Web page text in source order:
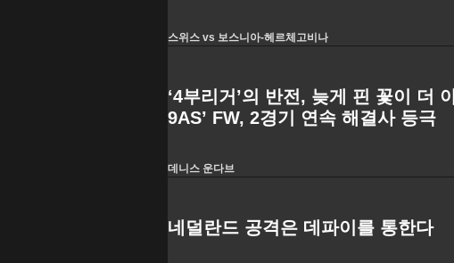
스위스 vs 보스니아-헤르체고비나
‘4부리거’의 반전, 늦게 핀 꽃이 더
9AS’ FW, 2경기 연속 해결사 등극
데니스 운다브
네덜란드 공격은 데파이를 통한다